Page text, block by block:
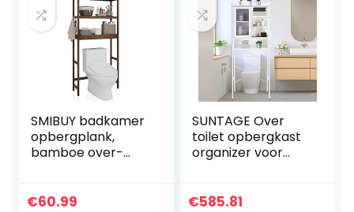
Ruimtebesparend
SMIBUY badkamer
opbergplank,
bamboe over-
vrijstaand toilet
€60.99
SUNTAGE Over
toilet opbergkast
organizer voor
vrijstaande
€585.81